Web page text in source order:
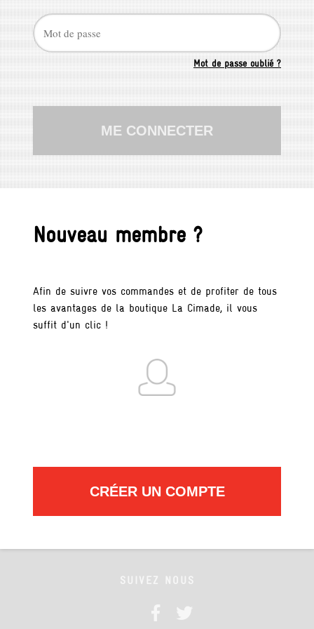
0,00€
Mot de passe oublié ?
Nouveau membre ?
Afin de suivre vos commandes et de profiter de tous
les avantages de la boutique La Cimade, il vous
suffit d'un clic !
CRÉER UN COMPTE
91 rue Oberkampf
75011 Paris
INFOS PRATIQUES
Qui sommes nous ?
Faire un don
SUIVEZ NOUS